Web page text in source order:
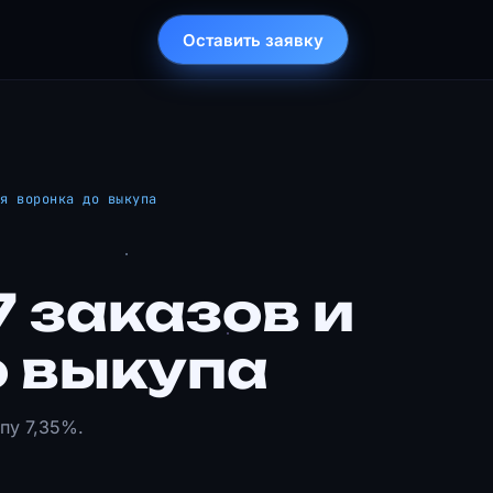
Оставить заявку
воронка до выкупа
и
выкупа
7,35%.